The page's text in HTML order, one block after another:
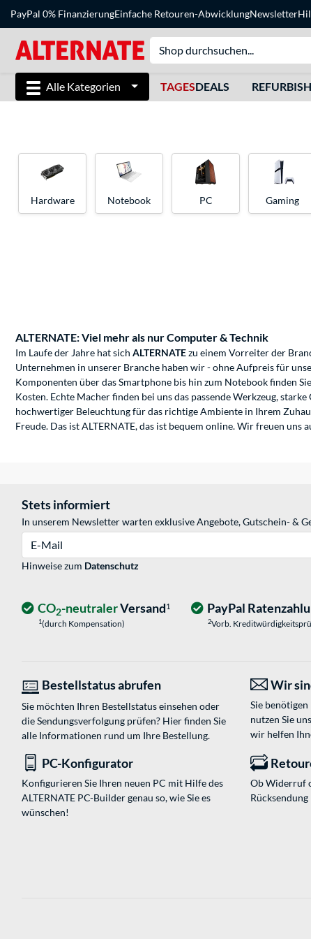
PayPal 0% FinanzierungEinfache Retouren-AbwicklungNewsletter
Alle Kategorien TAGESDEALS
Hardware Notebook PC Gaming
ALTERNATE: Viel mehr als nur Computer & Technik
Im Laufe der Jahre hat sich ALTERNATEzu einem Vorreiter der
Unternehmen in unserer Branche haben wir - ohne Aufpreis für
Komponenten über das Smartphone bis hin zum Notebook finden
Kosten. Echte Macher finden bei uns das passende Werkzeug,
hochwertiger Beleuchtung für das richtige Ambiente in Ihrem
Freude. Das ist ALTERNATE, das ist bequem online. Wir freuen uns
Stets informiert
In unserem Newsletter warten exklusive Angebote, Gutschein- &
Hinweise zum Datenschutz
CO2-neutralerVersand1
1(durch Kompensation)
PayPal
2Vorb.
Bestellstatus abrufen
Sie möchten Ihren Bestellstatus einsehen oder
die Sendungsverfolgung prüfen? Hier finden Sie
alle Informationen rund um Ihre Bestellung.
Wir
Sie
nutzen Sie
wir helfen
PC-Konfigurator
Konfigurieren Sie Ihren neuen PC mit Hilfe des
ALTERNATE PC-Builder genau so, wie Sie es
wünschen!
Ob Widerruf